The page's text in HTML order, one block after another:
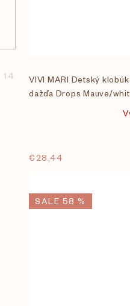
14
VIVI MARI Detský
dažďa Drops Mauve/
€28,44
SALE 58 %